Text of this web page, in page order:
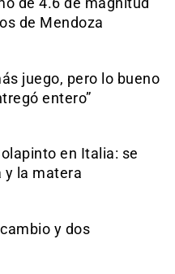
de Mendoza
juego, pero lo bueno
entero”
en Italia: se
y la matera
y dos